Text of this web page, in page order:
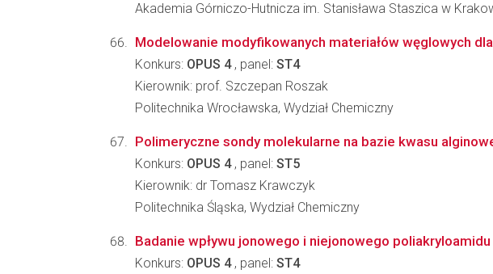
Akademia Górniczo-Hutnicza im. Stanisława Staszica w
Modelowanie modyfikowanych materiałów węglowych
Konkurs: OPUS 4, panel: ST4
Kierownik: prof. Szczepan Roszak
Politechnika Wrocławska, Wydział Chemiczny
Polimeryczne sondy molekularne na bazie kwasu
Konkurs: OPUS 4, panel: ST5
Kierownik: dr Tomasz Krawczyk
Politechnika Śląska, Wydział Chemiczny
Badanie wpływu jonowego i niejonowego
Konkurs: OPUS 4, panel: ST4